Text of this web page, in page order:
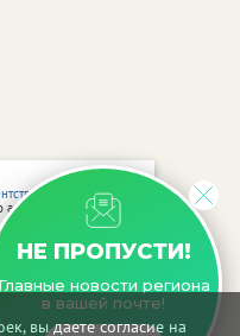
вы даете согласие на
НЕ ПРОПУСТИ!
Главные новости региона
в вашей почте!
vRossii.ru
vRossii.ru
70-40,
не предназначенную